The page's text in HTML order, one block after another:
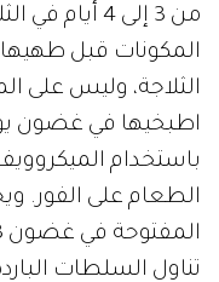
من 3 إلى 4
المكونات قبل
الثلاجة، وليس على
اطبخيها في غضون
باستخدام
الطعام على الفور.
تناول السلطات